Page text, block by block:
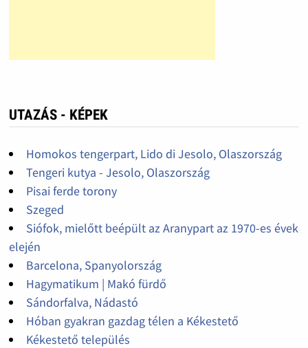
UTAZÁS - KÉPEK
Homokos tengerpart, Lido di Jesolo, Olaszország
Tengeri kutya - Jesolo, Olaszország
Pisai ferde torony
Szeged
Siófok, mielőtt beépült az Aranypart az 1970-es évek
elején
Barcelona, Spanyolország
Hagymatikum | Makó fürdő
Sándorfalva, Nádastó
Hóban gyakran gazdag télen a Kékestető
Kékestető település